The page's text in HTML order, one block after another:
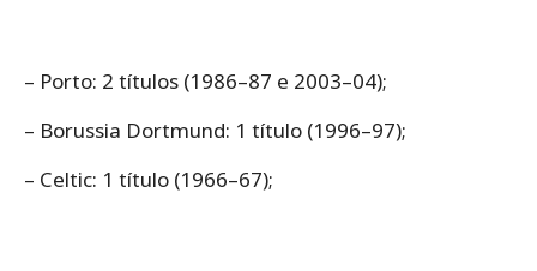
– Porto: 2 títulos (1986–87 e 2003–04);
– Borussia Dortmund: 1 título (1996–97);
– Celtic: 1 título (1966–67);